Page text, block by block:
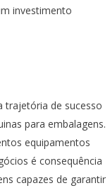
investimento
trajetória de sucesso
para embalagens.
equipamentos
é consequência
capazes de garantir